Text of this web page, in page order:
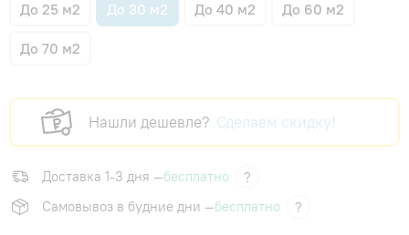
До 25 м2 До 30 м2 До 40 м2 До 60 м2
До 70 м2
Нашли дешевле? Сделаем скидку!
Доставка 1-3 дня —бесплатно
?
Самовывоз в будние дни —бесплатно ?